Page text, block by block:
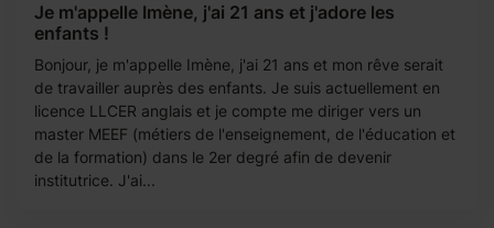
Je m'appelle Imène, j'ai 21 ans et j'adore les
enfants !
Bonjour, je m'appelle Imène, j'ai 21 ans et mon rêve serait
de travailler auprès des enfants. Je suis actuellement en
licence LLCER anglais et je compte me diriger vers un
master MEEF (métiers de l'enseignement, de l'éducation et
de la formation) dans le 2er degré afin de devenir
institutrice. J'ai...